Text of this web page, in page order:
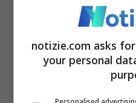
consumatori, e il
calo. Per quanto
invece, l’indice di
manifattura mentre
notizie.com asks
your personal